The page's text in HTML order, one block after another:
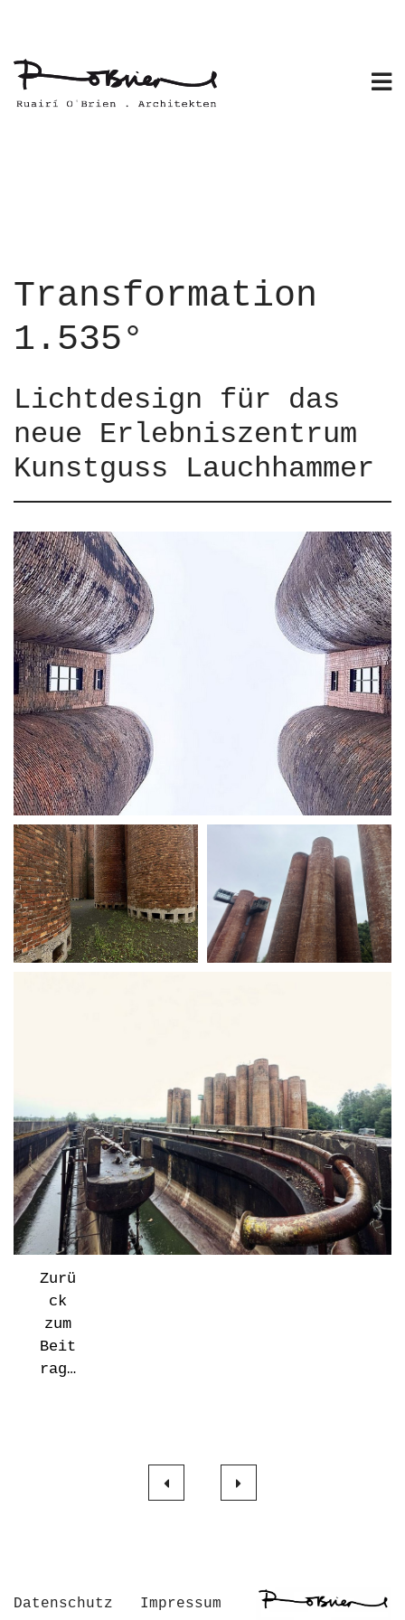
to
content
Transformation
1.535°
Lichtdesign für das
neue Erlebniszentrum
Kunstguss Lauchhammer
Zurü
ck
zum
Beit
rag…
Beitragsnavigation
Datenschutz Impressum